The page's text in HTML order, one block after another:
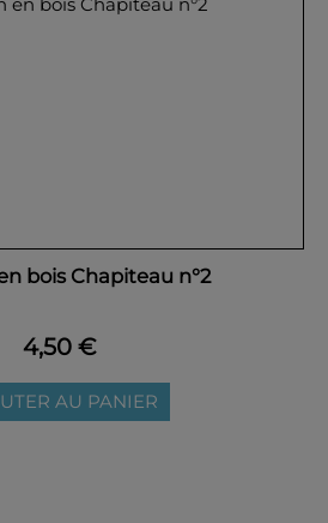
bois Chapiteau n°2
4,50 €
AU PANIER